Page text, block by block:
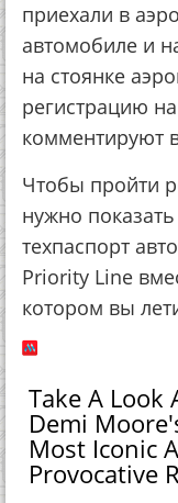
приехали в
автомобиле и
на стоянке
регистрацию
комментируют
Чтобы пройти
нужно
техпаспорт
Priority Line
котором вы
Take A Look
Demi
Most Iconic
Provocative